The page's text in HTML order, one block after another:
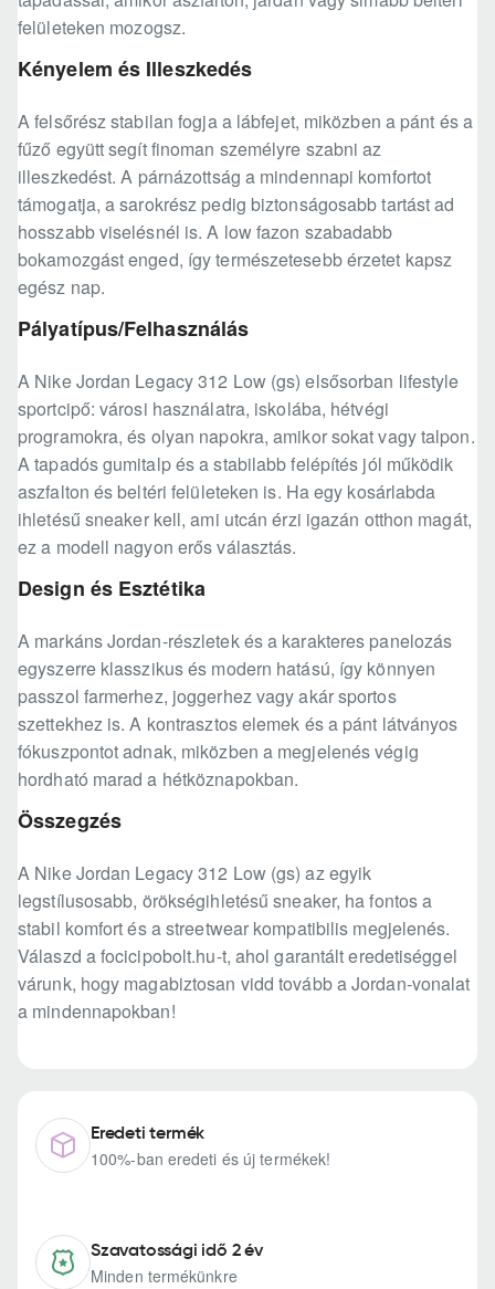
felületeken mozogsz.
Kényelem és Illeszkedés
A felsőrész stabilan fogja a lábfejet, miközben a pánt és a
fűző együtt segít finoman személyre szabni az
illeszkedést. A párnázottság a mindennapi komfortot
támogatja, a sarokrész pedig biztonságosabb tartást ad
hosszabb viselésnél is. A low fazon szabadabb
bokamozgást enged, így természetesebb érzetet kapsz
egész nap.
Pályatípus/Felhasználás
A Nike Jordan Legacy 312 Low (gs) elsősorban lifestyle
sportcipő: városi használatra, iskolába, hétvégi
programokra, és olyan napokra, amikor sokat vagy talpon.
A tapadós gumitalp és a stabilabb felépítés jól működik
aszfalton és beltéri felületeken is. Ha egy kosárlabda
ihletésű sneaker kell, ami utcán érzi igazán otthon magát,
ez a modell nagyon erős választás.
Design és Esztétika
A markáns Jordan-részletek és a karakteres panelozás
egyszerre klasszikus és modern hatású, így könnyen
passzol farmerhez, joggerhez vagy akár sportos
szettekhez is. A kontrasztos elemek és a pánt látványos
fókuszpontot adnak, miközben a megjelenés végig
hordható marad a hétköznapokban.
Összegzés
A Nike Jordan Legacy 312 Low (gs) az egyik
legstílusosabb, örökségihletésű sneaker, ha fontos a
stabil komfort és a streetwear kompatibilis megjelenés.
Válaszd a focicipobolt.hu-t, ahol garantált eredetiséggel
várunk, hogy magabiztosan vidd tovább a Jordan-vonalat
a mindennapokban!
Eredeti termék
100%-ban eredeti és új termékek!
Szavatossági idő 2 év
Minden termékünkre